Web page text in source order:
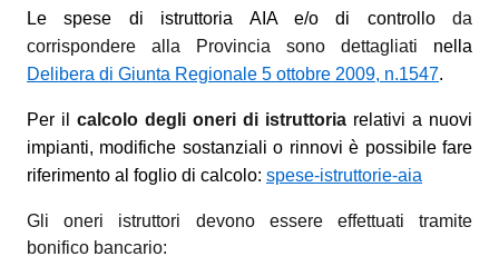
Le spese di istruttoria AIA e/o di controllo da
corrispondere alla Provincia sono dettagliati nella
Delibera di Giunta Regionale 5 ottobre 2009, n.1547.
Per il calcolo degli oneri di istruttoria relativi a nuovi
impianti, modifiche sostanziali o rinnovi è possibile fare
riferimento al foglio di calcolo: spese-istruttorie-aia
Gli oneri istruttori devono essere effettuati tramite
bonifico bancario: